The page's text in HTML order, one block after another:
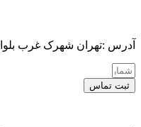
آدرس :تهران شهرک غرب بلوار
ثبت تماس